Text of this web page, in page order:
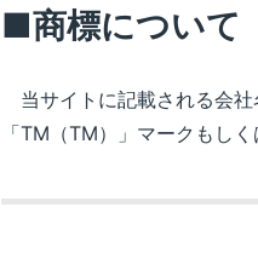
■商標について
当サイトに記載される会社
「TM（TM）」マークもし